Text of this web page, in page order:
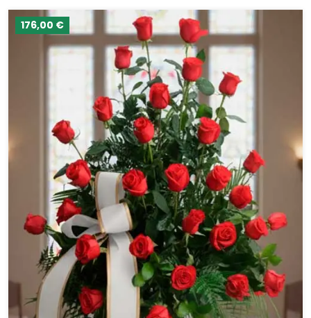
176,00 €